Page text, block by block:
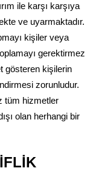
ile karşı karşıya
ve uyarmaktadır.
kişiler veya
gerektirmez
gösteren kişilerin
zorunludur.
tüm hizmetler
olan herhangi bir